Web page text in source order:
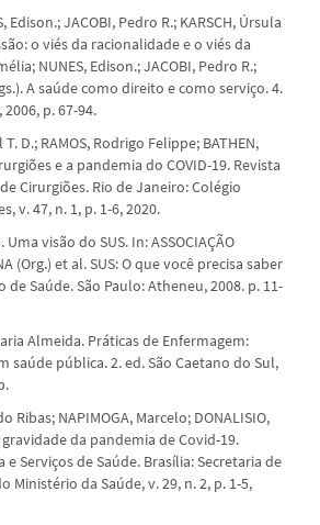
Edison.; JACOBI, Pedro R.; KARSCH, Úrsula
o viés da racionalidade e o viés da
NUNES, Edison.; JACOBI, Pedro R.;
A saúde como direito e como serviço. 4.
p. 67-94.
T. D.; RAMOS, Rodrigo Felippe; BATHEN,
e a pandemia do COVID-19. Revista
Cirurgiões. Rio de Janeiro: Colégio
v. 47, n. 1, p. 1-6, 2020.
visão do SUS. In: ASSOCIAÇÃO
(Org.) et al. SUS: O que você precisa saber
de Saúde. São Paulo: Atheneu, 2008. p. 11-
Almeida. Práticas de Enfermagem:
saúde pública. 2. ed. São Caetano do Sul,
Ribas; NAPIMOGA, Marcelo; DONALISIO,
da pandemia de Covid-19.
Serviços de Saúde. Brasília: Secretaria de
Ministério da Saúde, v. 29, n. 2, p. 1-5,